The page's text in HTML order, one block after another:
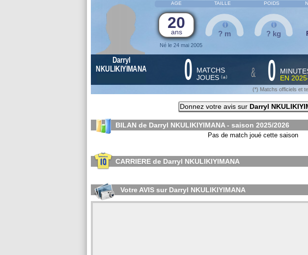
AGE TAILLE POIDS
20
ans
Né le 24 mai 2005
? m ? kg
Darryl
NKULIKIYIMANA
0 MATCHS
JOUES (*) & 0
EN
(*) Matchs officiels et
Donnez votre avis sur Darryl
BILAN de Darryl NKULIKIYIMANA - saison 2025/2026
Pas de match joué cette saison
CARRIERE de Darryl NKULIKIYIMANA
Votre AVIS sur Darryl NKULIKIYIMANA